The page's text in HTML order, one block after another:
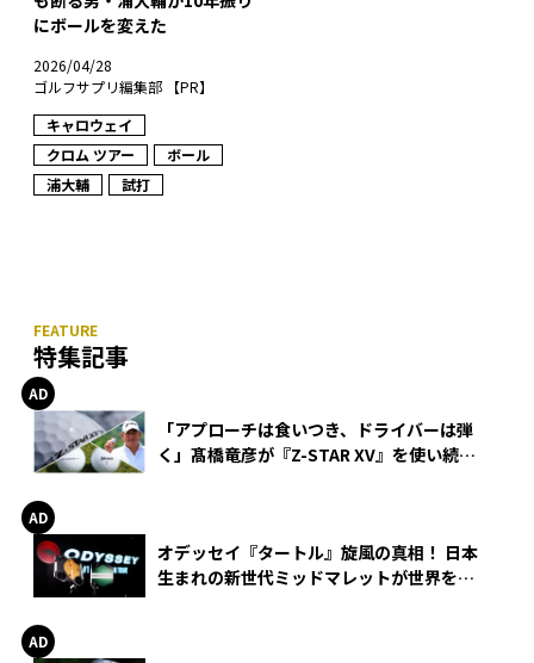
にボールを変えた
2026/04/28
ゴルフサプリ編集部 【PR】
キャロウェイ
クロム ツアー
ボール
浦大輔
試打
特集記事
「アプローチは食いつき、ドライバーは弾
く」髙橋竜彦が『Z-STAR XV』を使い続け
オデッセイ『タートル』旋風の真相！ 日本
生まれの新世代ミッドマレットが世界を席